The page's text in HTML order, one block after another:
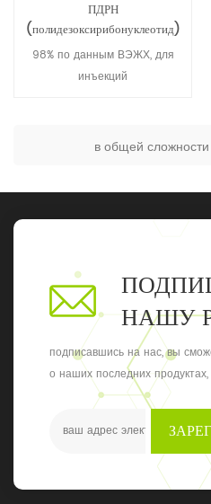
ПДРН
(полидезоксирибонуклеотид)
100403-24-5/9007-49-2
98% по данным ВЭЖХ, для
инъекций
в общей сложности
НАШУ
подписавшись на нас, вы
о наших последних
обновлениях, последние